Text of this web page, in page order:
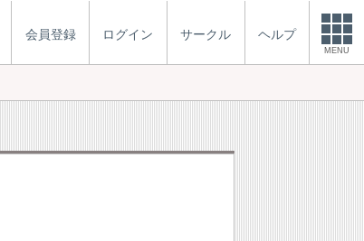
会員登録 ログイン サークル ヘルプ
MENU